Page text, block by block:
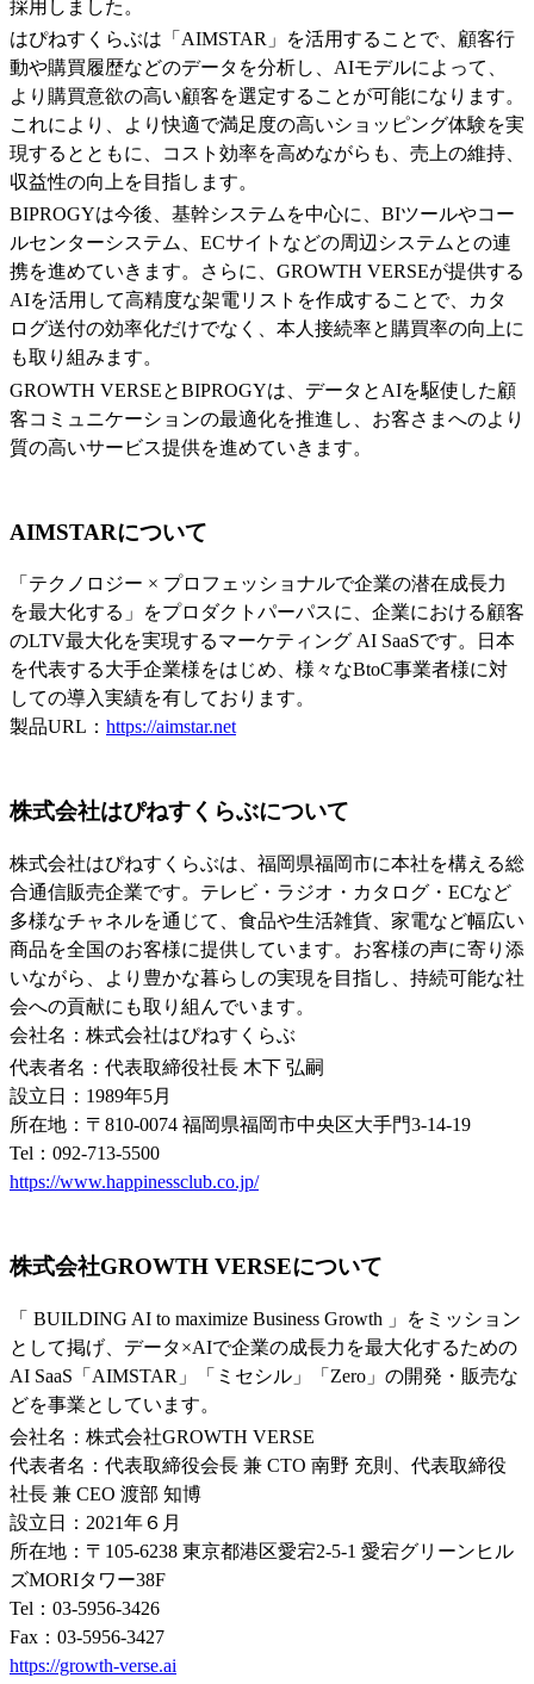
採用しました。
はぴねすくらぶは「AIMSTAR」を活用することで、顧客行
動や購買履歴などのデータを分析し、AIモデルによって、
より購買意欲の高い顧客を選定することが可能になります。
これにより、より快適で満足度の高いショッピング体験を実
現するとともに、コスト効率を高めながらも、売上の維持、
収益性の向上を目指します。
BIPROGYは今後、基幹システムを中心に、BIツールやコー
ルセンターシステム、ECサイトなどの周辺システムとの連
携を進めていきます。さらに、GROWTH VERSEが提供する
AIを活用して高精度な架電リストを作成することで、カタ
ログ送付の効率化だけでなく、本人接続率と購買率の向上に
も取り組みます。
GROWTH VERSEとBIPROGYは、データとAIを駆使した顧
客コミュニケーションの最適化を推進し、お客さまへのより
質の高いサービス提供を進めていきます。
AIMSTARについて
「テクノロジー × プロフェッショナルで企業の潜在成長力
を最大化する」をプロダクトパーパスに、企業における顧客
のLTV最大化を実現するマーケティング AI SaaSです。日本
を代表する大手企業様をはじめ、様々なBtoC事業者様に対
しての導入実績を有しております。
製品URL： https://aimstar.net
株式会社はぴねすくらぶについて
株式会社はぴねすくらぶは、福岡県福岡市に本社を構える総
合通信販売企業です。テレビ・ラジオ・カタログ・ECなど
多様なチャネルを通じて、食品や生活雑貨、家電など幅広い
商品を全国のお客様に提供しています。お客様の声に寄り添
いながら、より豊かな暮らしの実現を目指し、持続可能な社
会への貢献にも取り組んでいます。
会社名：株式会社はぴねすくらぶ
代表者名：代表取締役社長 木下 弘嗣
設⽴⽇：1989年5月
所在地：〒810-0074 福岡県福岡市中央区大手門3-14-19
Tel：092-713-5500
https://www.happinessclub.co.jp/
株式会社GROWTH VERSEについて
「 BUILDING AI to maximize Business Growth 」をミッション
として掲げ、データ×AIで企業の成長力を最大化するための
AI SaaS「AIMSTAR」「ミセシル」「Zero」の開発・販売な
どを事業としています。
会社名：株式会社GROWTH VERSE
代表者名：代表取締役会長 兼 CTO 南野 充則、代表取締役
社長 兼 CEO 渡部 知博
設⽴⽇：2021年６⽉
所在地：〒105-6238 東京都港区愛宕2-5-1 愛宕グリーンヒル
ズMORIタワー38F
Tel：03-5956-3426
Fax：03-5956-3427
https://growth-verse.ai